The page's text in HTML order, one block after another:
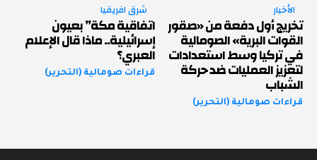
الأخبار
تخريج أول دفعة من «صقور
القوات البرية» الصومالية
في تركيا وسط استعدادات
لتعزيز العمليات ضد حركة
الشباب
قراءات صومالية (التحرير)
شرق افريقيا
اتفاقية مكة” بعيون
إسرائيلية.. ماذا قال الإعلام
العبري؟
قراءات صومالية (التحرير)